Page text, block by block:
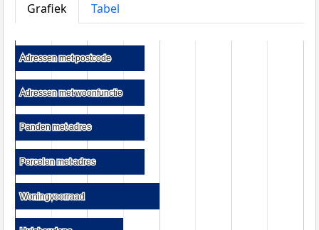
Grafiek
Tabel
Adressen met postcode
Adressen met postcode
Adressen met woonfunctie
Adressen met woonfunctie
Panden met adres
Panden met adres
Percelen met adres
Percelen met adres
Woningvoorraad
Woningvoorraad